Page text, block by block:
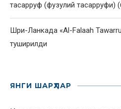
тасарруф (фузулий тасарруфи)
Шри-Ланкада «Al-Falaah
туширилди
ЯНГИ ШАРҲЛАР